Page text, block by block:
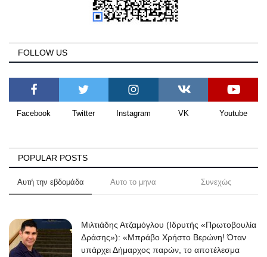
FOLLOW US
Facebook Twitter Instagram VK Youtube
POPULAR POSTS
Αυτή την εβδομάδα Αυτο το μηνα Συνεχώς
Μιλτιάδης Ατζαμόγλου (Ιδρυτής «Πρωτοβουλία
Δράσης»): «Μπράβο Χρήστο Βερώνη! Όταν
υπάρχει Δήμαρχος παρών, το αποτέλεσμα